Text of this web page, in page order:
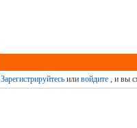
Зарегистрируйтесьили войдите, и вы